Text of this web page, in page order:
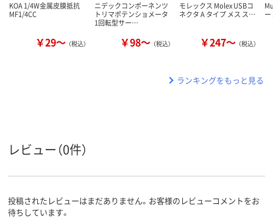
KOA 1/4W金属皮膜抵抗
MF1/4CC
￥29～ （税込）
ニデックコンポーネンツ
トリマポテンショメータ
1回転型サー…
￥98～ （税込）
モレックス Molex USBコ
ネクタ A タイプ メス ス…
￥247～ （税込）
ランキングをもっと見る
レビュー（0件）
投稿されたレビューはまだありません。お客様のレビューコメントをお
待ちしています。